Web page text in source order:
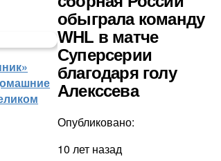
обыграла команду
WHL в матче
Суперсерии
благодаря голу
Алекссева
Опубликовано:
10 лет назад